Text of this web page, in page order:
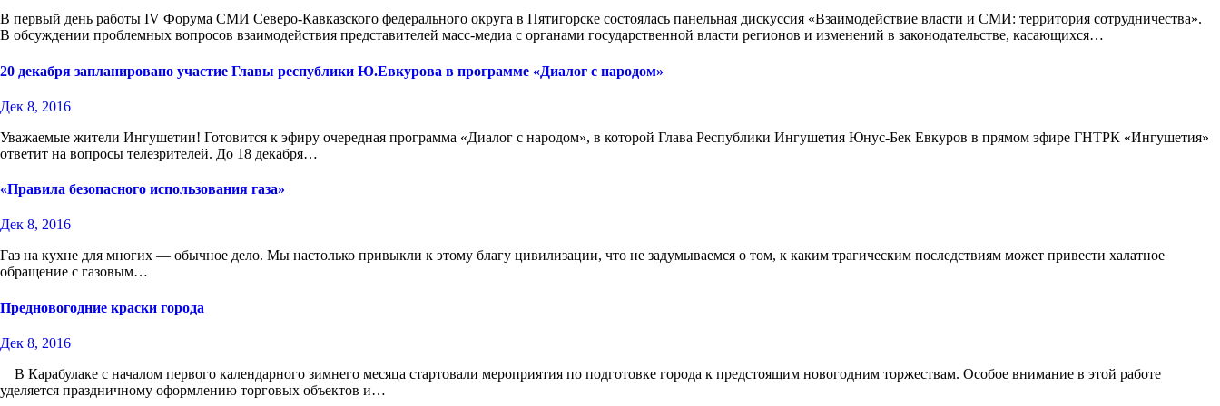
В первый день работы IV Форума СМИ Северо-Кавказского федерального округа в Пятигорске состоялась панельная дискуссия «Взаимодействие власти и СМИ: территория сотрудничества».
В обсуждении проблемных вопросов взаимодействия представителей масс-медиа с органами государственной власти регионов и изменений в законодательстве, касающихся…
20 декабря запланировано участие Главы республики Ю.Евкурова в программе «Диалог с народом»
Дек 8, 2016
Уважаемые жители Ингушетии! Готовится к эфиру очередная программа «Диалог с народом», в которой Глава Республики Ингушетия Юнус-Бек Евкуров в прямом эфире ГНТРК «Ингушетия»
ответит на вопросы телезрителей. До 18 декабря…
«Правила безопасного использования газа»
Дек 8, 2016
Газ на кухне для многих — обычное дело. Мы настолько привыкли к этому благу цивилизации, что не задумываемся о том, к каким трагическим последствиям может привести халатное
обращение с газовым…
Предновогодние краски города
Дек 8, 2016
В Карабулаке с началом первого календарного зимнего месяца стартовали мероприятия по подготовке города к предстоящим новогодним торжествам. Особое внимание в этой работе
уделяется праздничному оформлению торговых объектов и…